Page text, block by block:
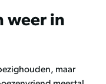
weer in
maar